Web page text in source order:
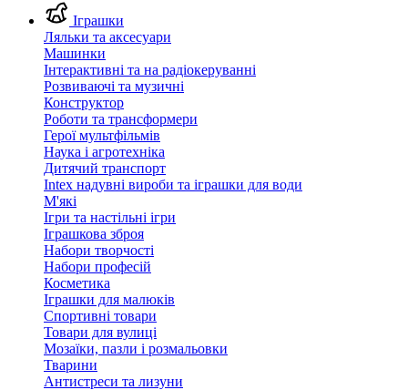
Іграшки
Ляльки та аксесуари
Машинки
Інтерактивні та на радіокеруванні
Розвиваючі та музичні
Конструктор
Роботи та трансформери
Герої мультфільмів
Наука і агротехніка
Дитячий транспорт
Intex надувні вироби та іграшки для води
М'які
Ігри та настільні ігри
Іграшкова зброя
Набори творчості
Набори професій
Косметика
Іграшки для малюків
Спортивні товари
Товари для вулиці
Мозаїки, пазли і розмальовки
Тварини
Антистреси та лизуни